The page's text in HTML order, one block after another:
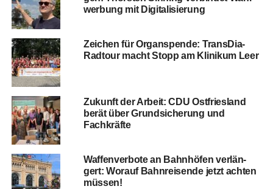
wer­bung mit Digitalisierung
Zei­chen für Organ­spen­de: Trans­Dia-
Rad­tour macht Stopp am Kli­ni­kum Leer
Zukunft der Arbeit: CDU Ost­fries­land
berät über Grund­si­che­rung und
Fachkräfte
Waf­fen­ver­bo­te an Bahn­hö­fen ver­län­
gert: Wor­auf Bahn­rei­sen­de jetzt ach­ten
müssen!